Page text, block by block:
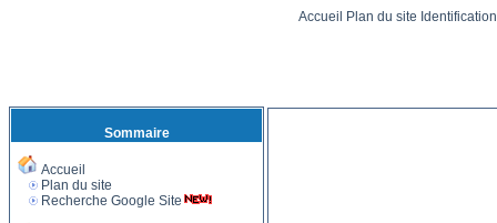
Accueil Plan du site
Sommaire
Accueil
Plan du site
Recherche Google Site